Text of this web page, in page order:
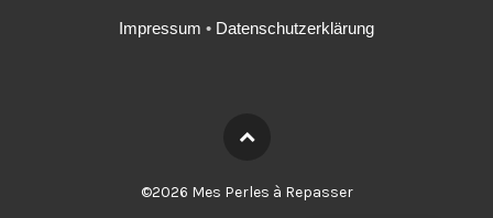
Impressum • Datenschutzerklärung
©2026 Mes Perles à Repasser